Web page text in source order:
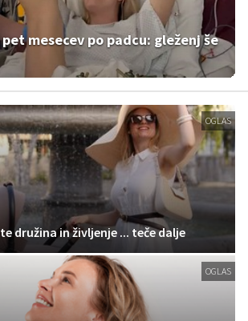
mesecev po padcu: gleženj še
OGLAS
družina in življenje ... teče dalje
OGLAS